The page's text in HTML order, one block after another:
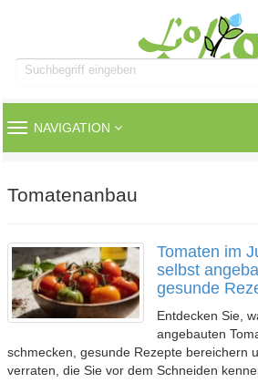
TOGGLE
NAVIGATION
Tomatenanbau
Tomaten im
selbst
gesunde
Entdecken Sie,
angebauten
schmecken, gesunde Rezepte bereichern
verraten, die Sie vor dem Schneiden